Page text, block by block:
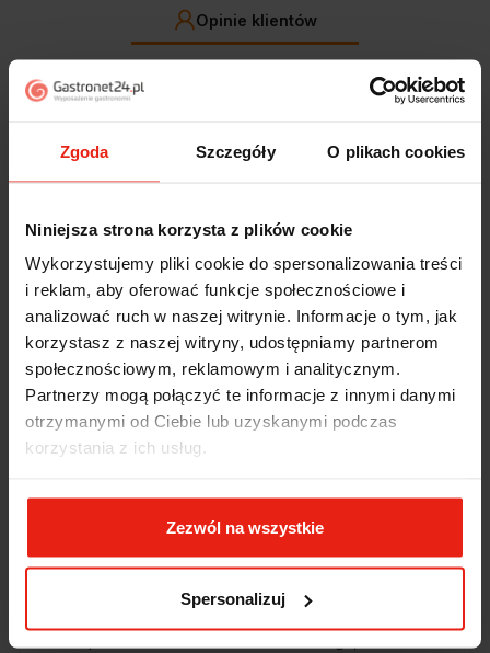
Zgoda Szczegóły O plikach cookies
Niniejsza strona korzysta z plików cookie
Wykorzystujemy pliki cookie do spersonalizowania treści
i reklam, aby oferować funkcje społecznościowe i
analizować ruch w naszej witrynie. Informacje o tym, jak
korzystasz z naszej witryny, udostępniamy partnerom
społecznościowym, reklamowym i analitycznym.
Partnerzy mogą połączyć te informacje z innymi danymi
otrzymanymi od Ciebie lub uzyskanymi podczas
korzystania z ich usług.
Zezwól na wszystkie
Spersonalizuj
Opinie klientów
filtry
Alicja
Jestem zaskoczona, że ta paczka dotarła do mnie tak
szybko. Paczka dotarła cała i zdrowa. Szybko,
sprawnie, bez problemów. Bardzo pomocna obsługa
klienta.
wczoraj
Magdalena zweryfikowano
5
Ekspresowa realizacja zamówienia. Towar zgodny z
oczekiwaniami. Sprzedawca profesjonalny i godny
5
Ekspresowa dostawa, super. Obsługa bardzo pomocna,